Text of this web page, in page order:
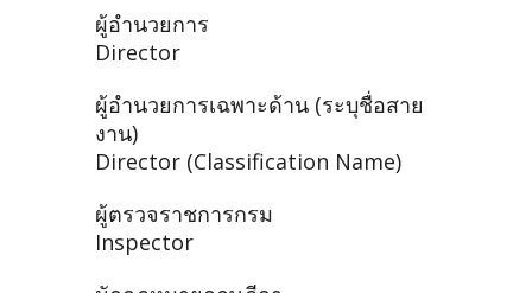
ผู้อำนวยการ
Director
ผู้อำนวยการเฉพาะด้าน (ระบุชื่อสาย
งาน)
Director (Classification Name)
ผู้ตรวจราชการกรม
Inspector